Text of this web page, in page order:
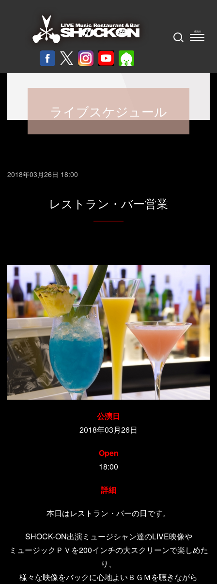
ライブスケジュール
2018年03月26日 18:00
レストラン・バー営業
公演日
2018年03月26日
Open
18:00
詳細
本日はレストラン・バーの日です。
SHOCK-ON出演ミュージシャン達のLIVE映像や
ミュージックＰＶを200インチの大スクリーンで楽しめた
り、
様々な映像をバックに心地よいＢＧＭを聴きながら